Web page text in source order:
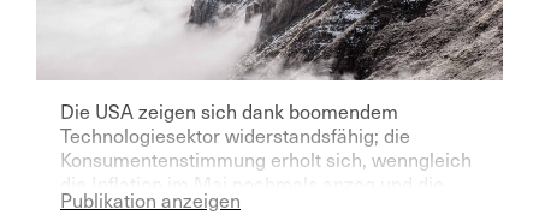
Die USA zeigen sich dank boomendem
Technologiesektor widerstandsfähig; die
Konsumentenstimmung erholt sich, wenngleich
die Inflation im Mai nochmals anzog und die
Kaufkraft belastet.In der Eurozone — besonders
Publikation anzeigen